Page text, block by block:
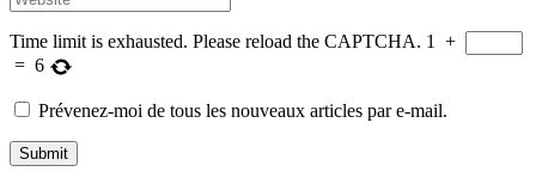
Time limit is exhausted. Please reload the CAPTCHA. 1
+
= 6
Prévenez-moi de tous les nouveaux articles par e-mail.